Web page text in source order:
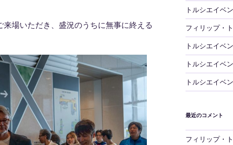
来場いただき、盛況のうちに無事に終える
トルシエイベ
フィリップ・
トルシエイベ
トルシエイベ
トルシエイベ
最近のコメント
フィリップ・